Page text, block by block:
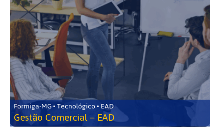
Formiga-MG • Tecnológico • EAD
Gestão Comercial – EAD